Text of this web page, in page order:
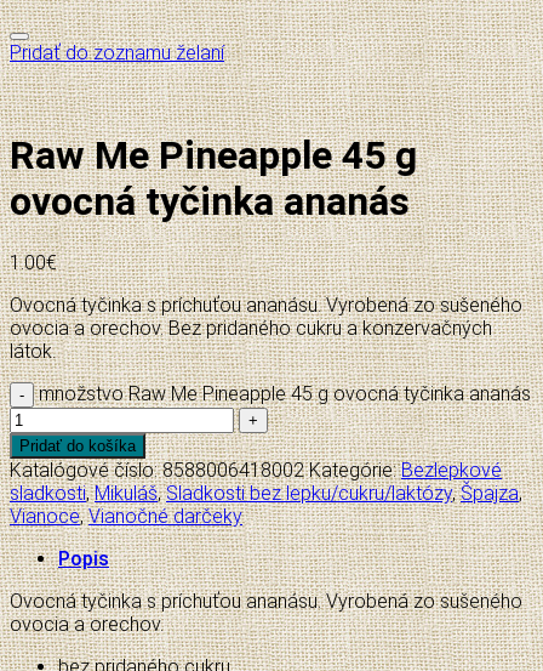
Pridať do zoznamu želaní
Raw Me Pineapple 45 g
ovocná tyčinka ananás
1.00€
Ovocná tyčinka s príchuťou ananásu. Vyrobená zo sušeného
ovocia a orechov. Bez pridaného cukru a konzervačných
látok.
množstvo Raw Me Pineapple 45 g ovocná tyčinka ananás
Pridať do košíka
Katalógové číslo:8588006418002 Kategórie:Bezlepkové
sladkosti,Mikuláš,Sladkosti bez lepku/cukru/laktózy,Špajza,
Vianoce,Vianočné darčeky
Popis
Ovocná tyčinka s príchuťou ananásu. Vyrobená zo sušeného
ovocia a orechov.